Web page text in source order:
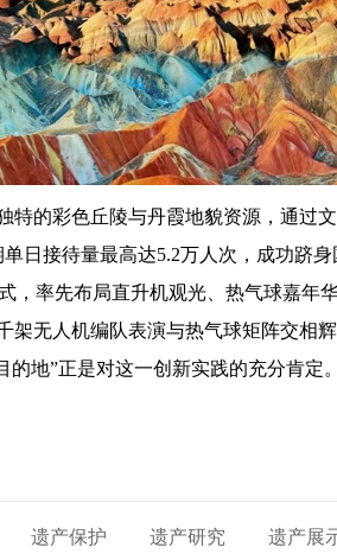
特的彩色丘陵与丹霞地貌资源，通过
日接待量最高达5.2万人次，成功跻
，率先布局直升机观光、热气球嘉年
架无人机编队表演与热气球矩阵交相
地”正是对这一创新实践的充分肯定。
遗产保护 遗产研究 遗产展